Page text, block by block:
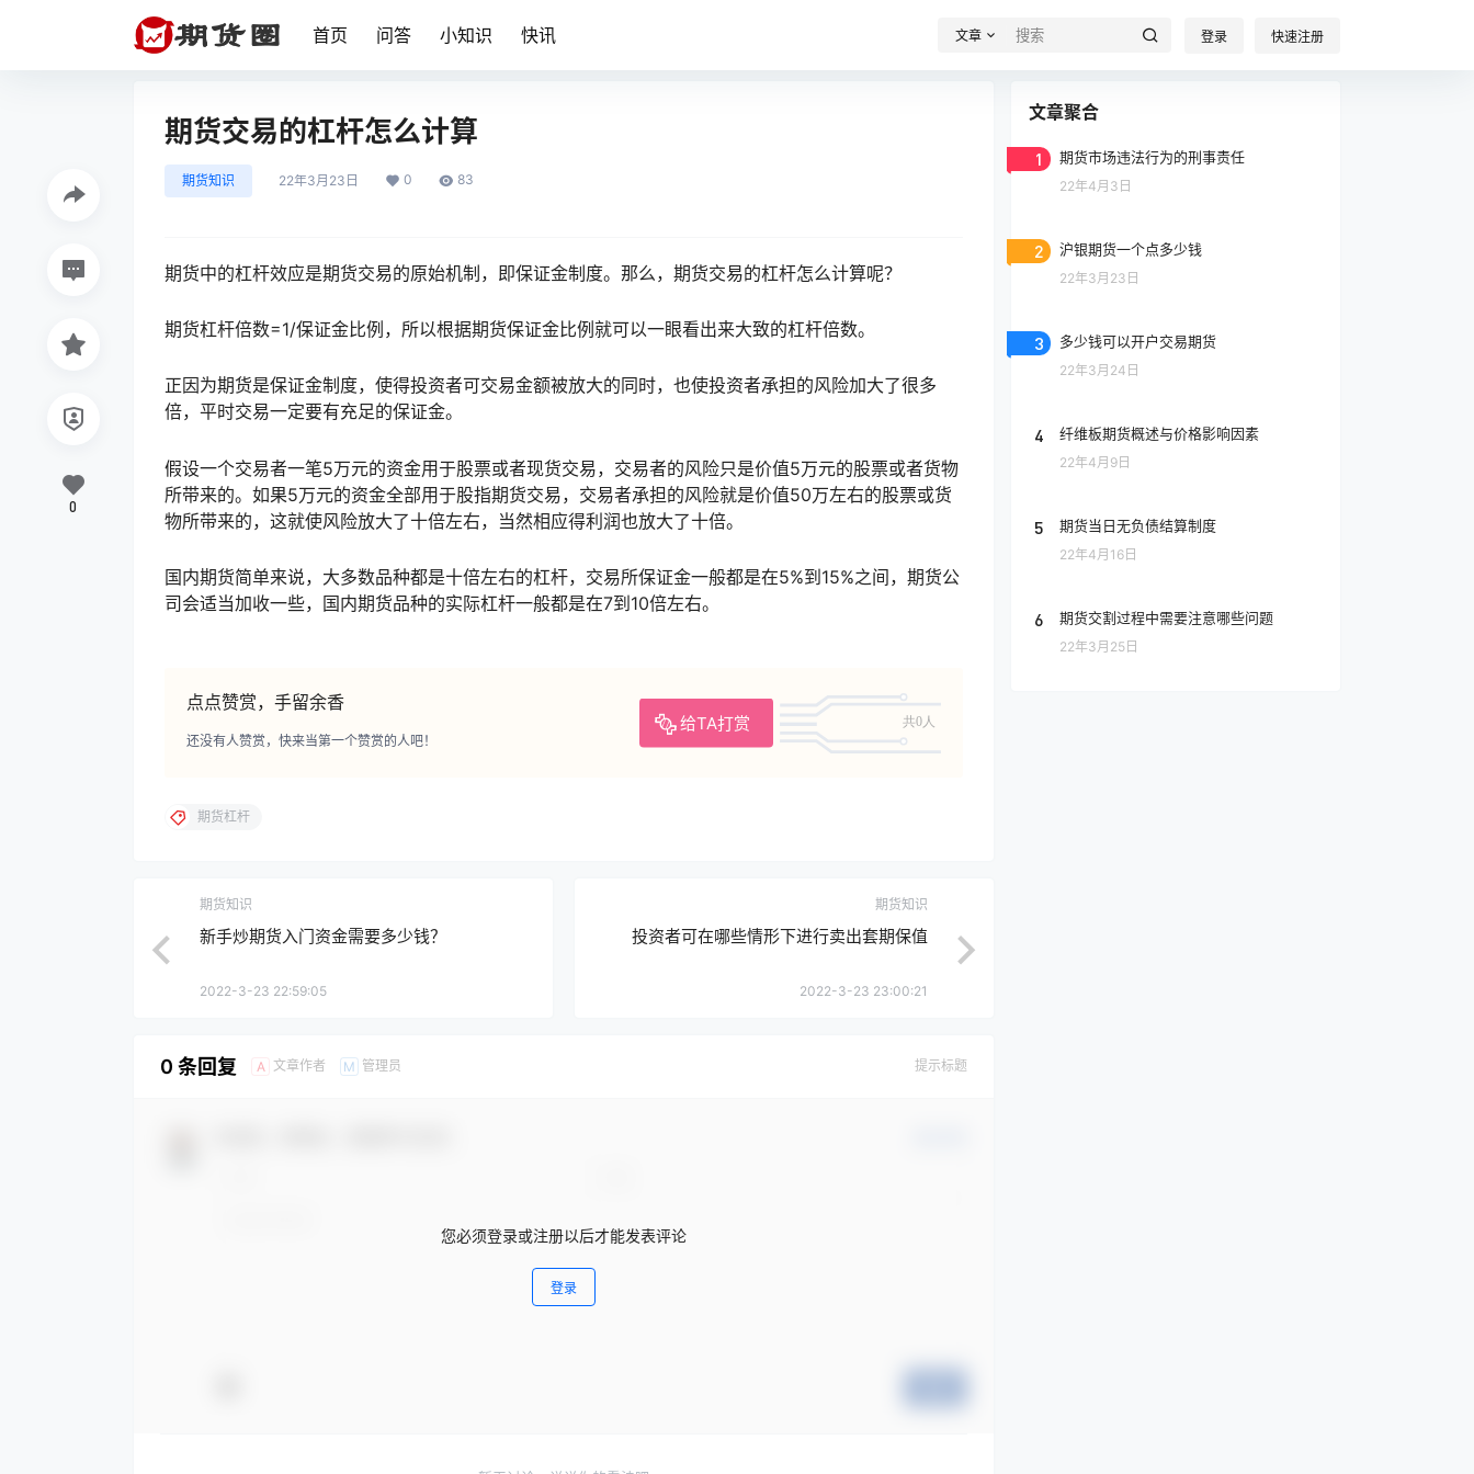
首页 问答 小知识 快讯 文章 登录 快速注册
期货交易的杠杆怎么计算
期货知识 22年3月23日 0 83
期货中的杠杆效应是期货交易的原始机制，即保证金制度。那么，期货交易的杠杆怎么计算呢？
期货杠杆倍数=1/保证金比例，所以根据期货保证金比例就可以一眼看出来大致的杠杆倍数。
正因为期货是保证金制度，使得投资者可交易金额被放大的同时，也使投资者承担的风险加大了很多
倍，平时交易一定要有充足的保证金。
假设一个交易者一笔5万元的资金用于股票或者现货交易，交易者的风险只是价值5万元的股票或者货物
所带来的。如果5万元的资金全部用于股指期货交易，交易者承担的风险就是价值50万左右的股票或货
物所带来的，这就使风险放大了十倍左右，当然相应得利润也放大了十倍。
国内期货简单来说，大多数品种都是十倍左右的杠杆，交易所保证金一般都是在5%到15%之间，期货公
司会适当加收一些，国内期货品种的实际杠杆一般都是在7到10倍左右。
点点赞赏，手留余香
给TA打赏 共0人
还没有人赞赏，快来当第一个赞赏的人吧！
0
期货杠杆
期货知识
新手炒期货入门资金需要多少钱？
2022-3-23 22:59:05
期货知识
投资者可在哪些情形下进行卖出套期保值
2022-3-23 23:00:21
0 条回复 A 文章作者 M 管理员 提示标题
您必须登录或注册以后才能发表评论
登录
文章聚合
1 期货市场违法行为的刑事责任
22年4月3日
2 沪银期货一个点多少钱
22年3月23日
3 多少钱可以开户交易期货
22年3月24日
4 纤维板期货概述与价格影响因素
22年4月9日
5 期货当日无负债结算制度
22年4月16日
6 期货交割过程中需要注意哪些问题
22年3月25日